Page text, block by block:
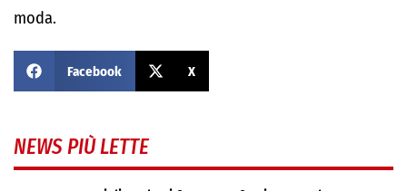
moda.
Facebook X
NEWS PIÙ LETTE